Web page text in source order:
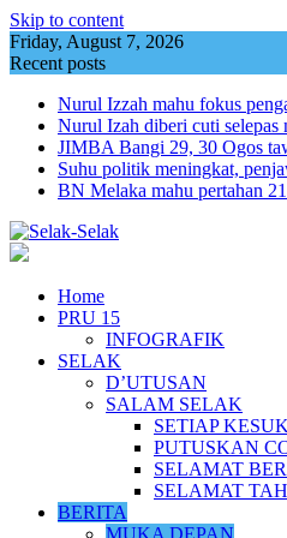
Skip to content
Friday, August 7, 2026
Recent posts
Nurul Izzah mahu fokus
Nurul Izah diberi cuti selepas
JIMBA Bangi 29, 30 Ogos
Suhu politik meningkat,
BN Melaka mahu pertahan
Home
PRU 15
INFOGRAFIK
SELAK
D’UTUSAN
SALAM SELAK
SETIAP
PUTUSKAN
SELAMAT
SELAMAT
BERITA
MUKA DEPAN